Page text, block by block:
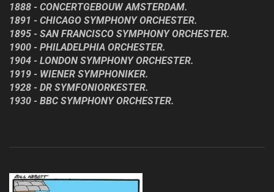
1888 - CONCERTGEBOUW AMSTERDAM.
1891 - CHICAGO SYMPHONY ORCHESTER.
1895 - SAN FRANCISCO SYMPHONY ORCHESTER.
1900 - PHILADELPHIA ORCHESTER.
1904 - LONDON SYMPHONY ORCHESTER.
1919 - WIENER SYMPHONIKER.
1928 - DR SYMFONIORKESTER.
1930 - BBC SYMPHONY ORCHESTER.